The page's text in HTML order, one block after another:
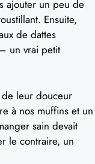
ajouter un peu de
Ensuite,
de dattes
un vrai petit
leur douceur
à nos muffins et un
sain devait
le contraire, un